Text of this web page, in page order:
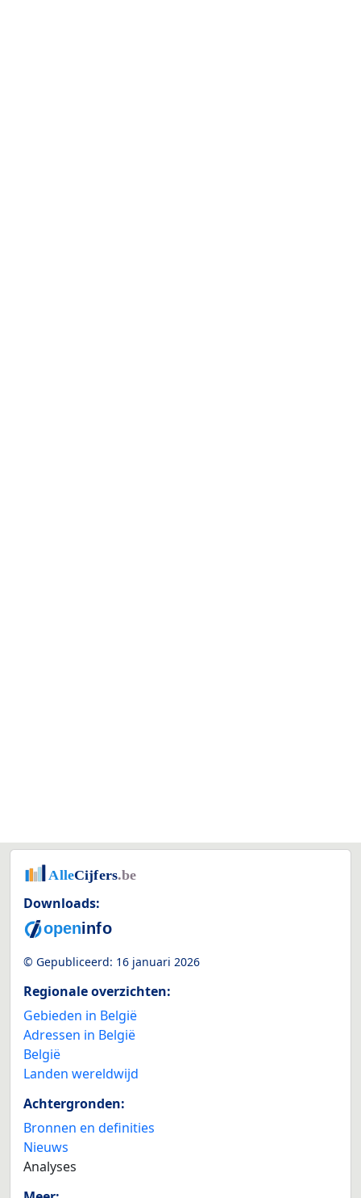
Downloads:
© Gepubliceerd: 16 januari 2026
Regionale overzichten:
Gebieden in België
Adressen in België
België
Landen wereldwijd
Achtergronden:
Bronnen en definities
Nieuws
Analyses